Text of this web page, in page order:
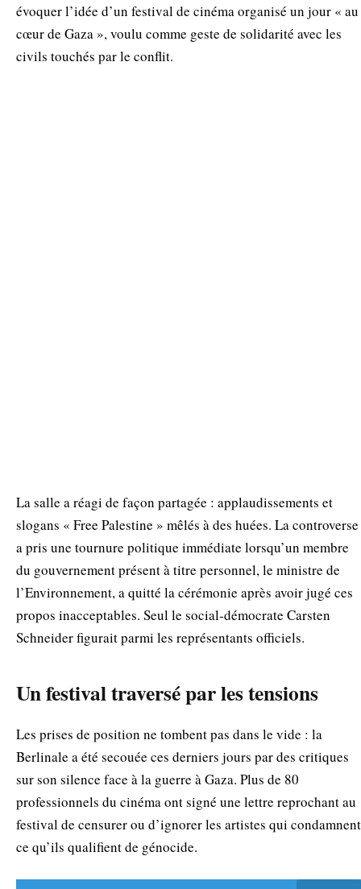
évoquer l’idée d’un festival de cinéma organisé un jour « au
cœur de Gaza », voulu comme geste de solidarité avec les
civils touchés par le conflit.
La salle a réagi de façon partagée : applaudissements et
slogans « Free Palestine » mêlés à des huées. La controverse
a pris une tournure politique immédiate lorsqu’un membre
du gouvernement présent à titre personnel, le ministre de
l’Environnement, a quitté la cérémonie après avoir jugé ces
propos inacceptables. Seul le social‑démocrate Carsten
Schneider figurait parmi les représentants officiels.
Un festival traversé par les tensions
Les prises de position ne tombent pas dans le vide : la
Berlinale a été secouée ces derniers jours par des critiques
sur son silence face à la guerre à Gaza. Plus de 80
professionnels du cinéma ont signé une lettre reprochant au
festival de censurer ou d’ignorer les artistes qui condamnent
ce qu’ils qualifient de génocide.